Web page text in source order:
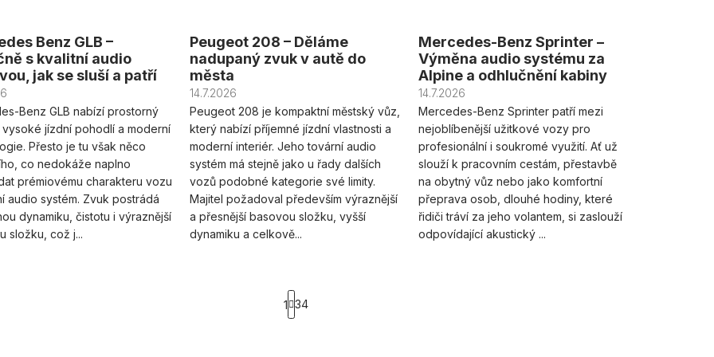
Benz GLB –
s kvalitní audio
jak se sluší a patří
Benz GLB nabízí prostorný
vysoké jízdní pohodlí a moderní
Přesto je tu však něco
co nedokáže naplno
prémiovému charakteru vozu
audio systém. Zvuk postrádá
dynamiku, čistotu i výraznější
složku, což j...
Peugeot 208 – Děláme
nadupaný zvuk v autě do
města
14.7.2026
Peugeot 208 je kompaktní městský vůz,
který nabízí příjemné jízdní vlastnosti a
moderní interiér. Jeho tovární audio
systém má stejně jako u řady dalších
vozů podobné kategorie své limity.
Majitel požadoval především výraznější
a přesnější basovou složku, vyšší
dynamiku a celkově...
Mercedes-Benz Sprinter –
Výměna audio systému za
Alpine a odhlučnění kabiny
14.7.2026
Mercedes-Benz Sprinter patří mezi
nejoblíbenější užitkové vozy pro
profesionální i soukromé využití. Ať už
slouží k pracovním cestám, přestavbě
na obytný vůz nebo jako komfortní
přeprava osob, dlouhé hodiny, které
řidiči tráví za jeho volantem, si zaslouží
odpovídající akustický ...
O
S
t
1 34